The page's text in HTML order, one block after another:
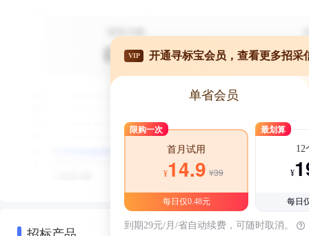
招标产品
VIP 开通寻标宝会员，查看更多招采
单省会员
限购一次
首月试用
¥14.9 ¥39
每日仅0.48元
最划算
12
¥
每日
到期29元/月/省自动续费，可随时取消。